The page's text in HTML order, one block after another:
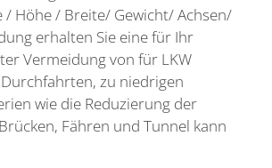
Höhe / Breite/ Gewicht/ Achsen/
erhalten Sie eine für Ihr
Vermeidung von für LKW
zu niedrigen
wie die Reduzierung der
Fähren und Tunnel kann